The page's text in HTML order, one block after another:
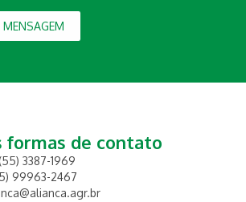
MENSAGEM
formas de contato
3387-1969
99963-2467